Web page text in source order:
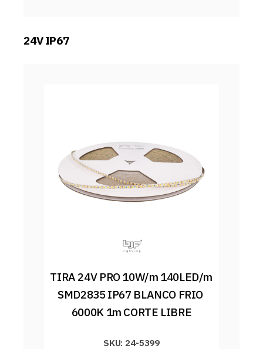
24V IP67
TIRA 24V PRO 10W/m 140LED/m
SMD2835 IP67 BLANCO FRIO
6000K 1m CORTE LIBRE
SKU: 24-5399